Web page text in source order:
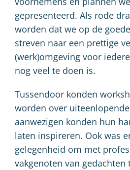
gepresenteerd. Als rode
worden dat we op de
streven naar een prettige
(werk)omgeving voor
nog veel te doen is.
Tussendoor konden
worden over
aanwezigen konden hun
laten inspireren. Ook was
gelegenheid om met
vakgenoten van gedachten